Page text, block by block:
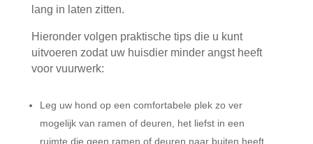
lang in laten zitten.
Hieronder volgen praktische tips die u kunt
uitvoeren zodat uw huisdier minder angst heeft
voor vuurwerk:
Leg uw hond op een comfortabele plek zo ver
mogelijk van ramen of deuren, het liefst in een
ruimte die geen ramen of deuren naar buiten heeft